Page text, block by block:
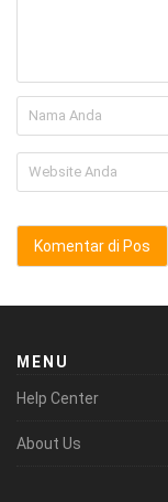
MENU
Help Center
About Us